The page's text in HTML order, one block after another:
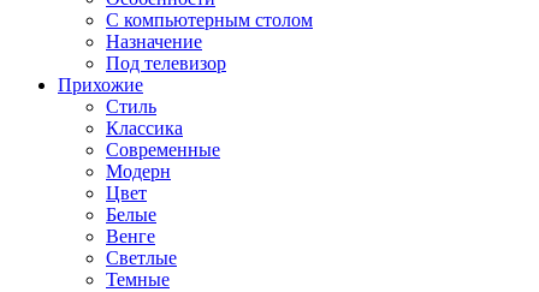
С компьютерным столом
Назначение
Под телевизор
Прихожие
Стиль
Классика
Современные
Модерн
Цвет
Белые
Венге
Светлые
Темные